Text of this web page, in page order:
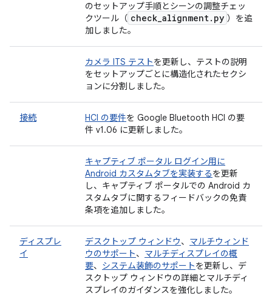
のセットアップ手順とシーンの調整チェッ
クツール（ check_alignment. py ）を追
加しました。
カメラ ITS テストを更新し、テストの説明
をセットアップごとに構造化されたセクシ
ョンに分割しました。
接続 HCI の要件を Google Bluetooth HCI の要
件 v1.06 に更新しました。
キャプティブ ポータル ログイン用に
Android カスタムタブを実装するを更新
し、キャプティブ ポータルでの Android カ
スタムタブに関するフィードバックの免責
条項を追加しました。
ディスプレ
イ
デスクトップ ウィンドウ、 マルチウィンド
ウのサポート、 マルチディスプレイの概
要、 システム装飾のサポートを更新し、デ
スクトップ ウィンドウの詳細とマルチディ
スプレイのガイダンスを強化しました。